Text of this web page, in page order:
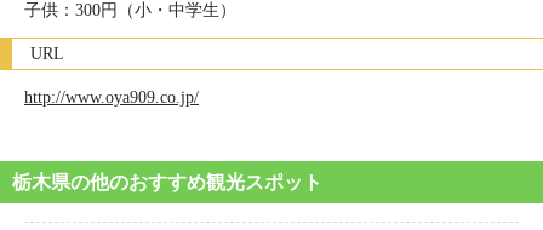
子供：300円（小・中学生）
URL
http://www.oya909.co.jp/
栃木県の他のおすすめ観光スポット